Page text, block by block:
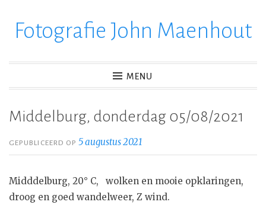
verderFotografie John Maenhout
MENU
Middelburg, donderdag 05/08/2021
GEPUBLICEERD OP5 augustus 2021
Midddelburg, 20° C, wolken en mooie opklaringen,
droog en goed wandelweer, Z wind.